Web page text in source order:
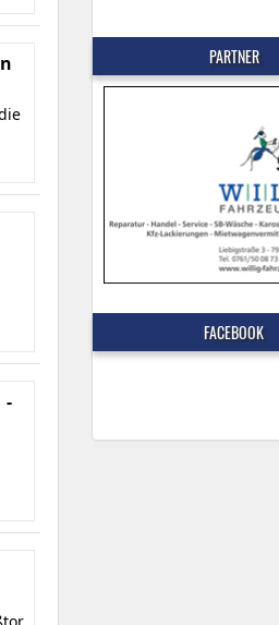
-
PARTNER
FACEBOOK